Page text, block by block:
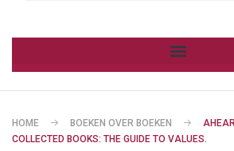
HOME BOEKEN OVER BOEKEN
COLLECTED BOOKS: THE GUIDE TO VALUES.